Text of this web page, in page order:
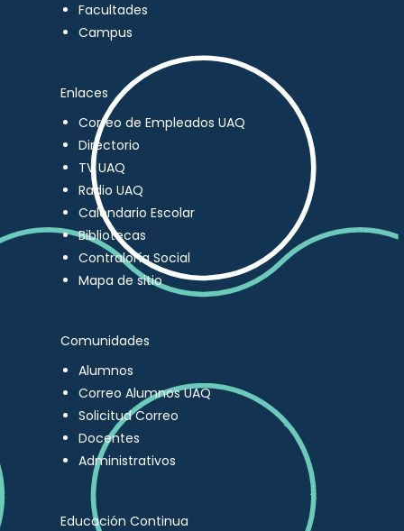
Facultades
Campus
Enlaces
Correo de Empleados UAQ
Directorio
TV UAQ
Radio UAQ
Calendario Escolar
Bibliotecas
Contraloría Social
Mapa de sitio
Comunidades
Alumnos
Correo Alumnos UAQ
Solicitud Correo
Docentes
Administrativos
Educación Continua